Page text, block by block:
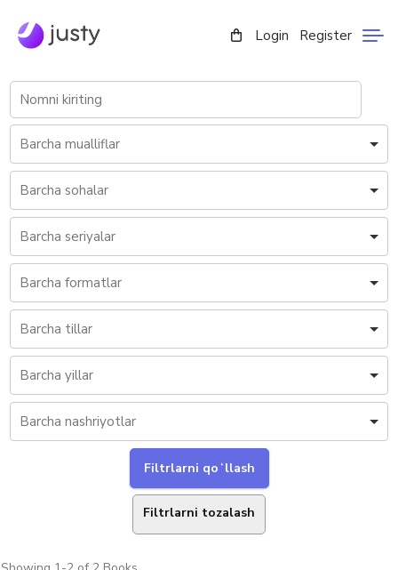
Login Register
Filtrlarni tozalash